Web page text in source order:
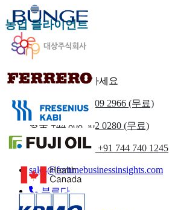
농업 클라이언트
우리에게 연락하세요
우리를+1 833 909 2966 (무료)
영국 +44 808 502 0280 (무료)
(아시아 태평양) +91 744 740 1245
sales@fortunebusinessinsights.com
부르다
이메일